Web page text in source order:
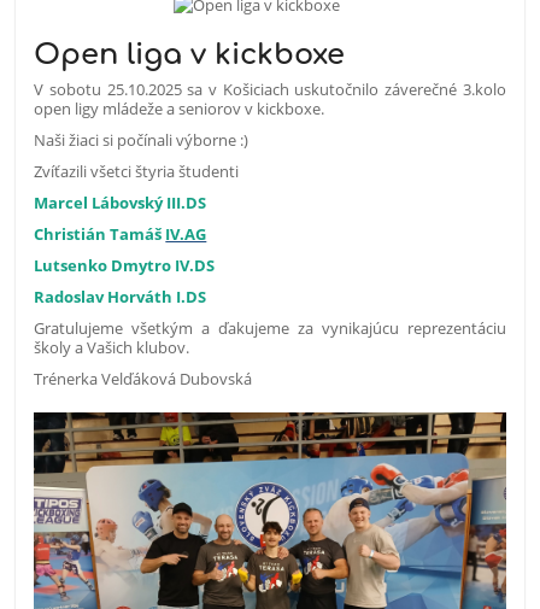
Open liga v kickboxe
V sobotu 25.10.2025 sa v Košiciach uskutočnilo záverečné 3.kolo
open ligy mládeže a seniorov v kickboxe.
Naši žiaci si počínali výborne :)
Zvíťazili všetci štyria študenti
Marcel Lábovský III.DS
Christián Tamáš IV.AG
Lutsenko Dmytro IV.DS
Radoslav Horváth I.DS
Gratulujeme všetkým a ďakujeme za vynikajúcu reprezentáciu
školy a Vašich klubov.
Trénerka Velďáková Dubovská